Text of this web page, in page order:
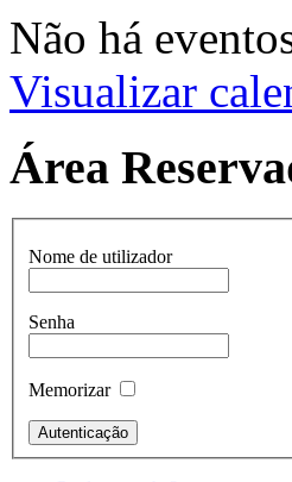
Não há
Visualizar
Área
Nome de utilizador
Senha
Memorizar